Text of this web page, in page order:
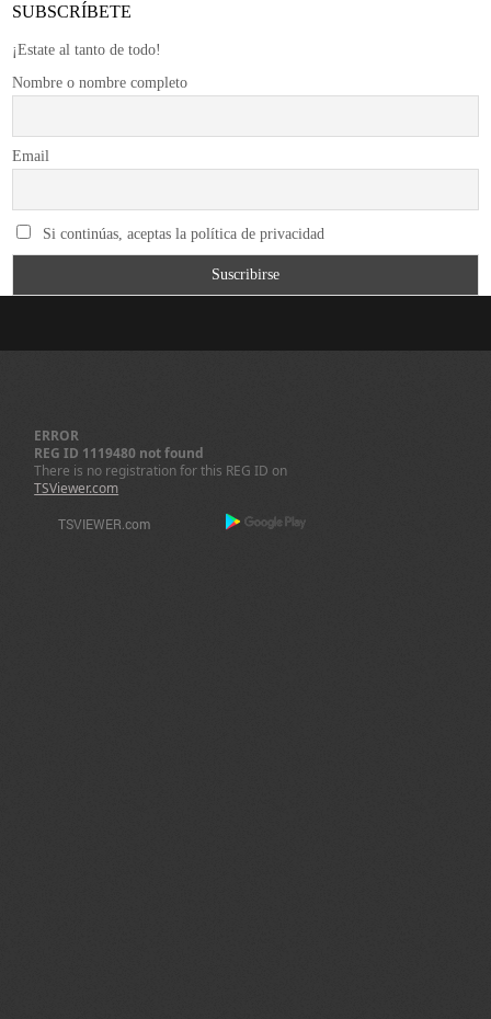
SUBSCRÍBETE
¡Estate al tanto de todo!
Nombre o nombre completo
Email
Si continúas, aceptas la política de privacidad
ERROR
REG ID 1119480 not found
There is no registration for this REG ID on
TSViewer.com